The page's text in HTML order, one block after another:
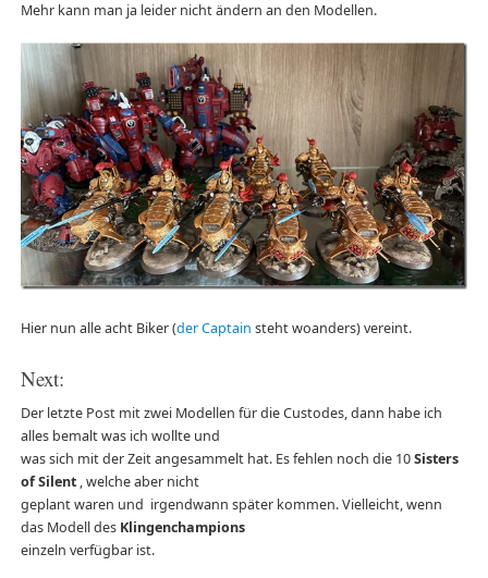
Mehr kann man ja leider nicht ändern an den Modellen.
Hier nun alle acht Biker (der Captain steht woanders) vereint.
Next:
Der letzte Post mit zwei Modellen für die Custodes, dann habe ich
alles bemalt was ich wollte und
was sich mit der Zeit angesammelt hat. Es fehlen noch die 10Sisters
of Silent, welche aber nicht
geplant waren und irgendwann später kommen. Vielleicht, wenn
das Modell des Klingenchampions
einzeln verfügbar ist.